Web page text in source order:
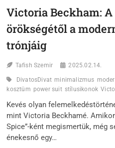
Victoria Beckham: A
örökségétől a
trónjáig
Tafish Szemir 2025.02.14.
DivatosDivat minimalizmus
kosztüm power suit stílusikonok
Kevés olyan
mint Victoria Beckhamé.
Spice”-ként megismertük, még
énekesnő egy…